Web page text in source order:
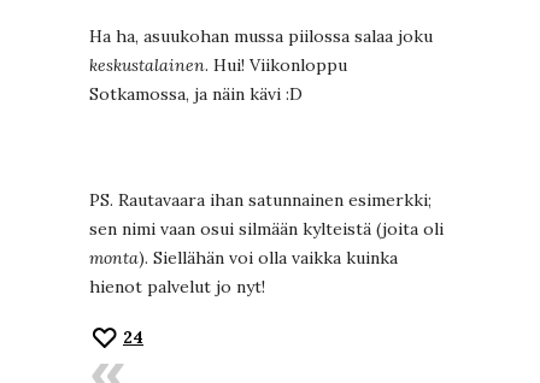
Ha ha, asuukohan mussa piilossa salaa joku
keskustalainen. Hui! Viikonloppu
Sotkamossa, ja näin kävi :D
PS. Rautavaara ihan satunnainen esimerkki;
sen nimi vaan osui silmään kylteistä (joita oli
monta). Siellähän voi olla vaikka kuinka
hienot palvelut jo nyt!
24